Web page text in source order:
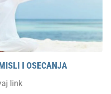
I OSECANJA
link